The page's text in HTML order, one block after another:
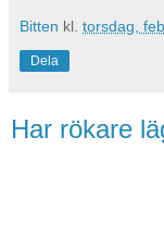
Bitten kl. torsdag,
Dela
Har rökare